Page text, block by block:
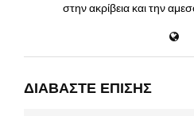
στην ακρίβεια και την
ΔΙΑΒΆΣΤΕ ΕΠΊΣΗΣ